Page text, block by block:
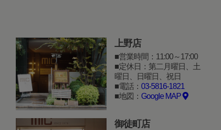
上野店
営業時間：11:00～17:00
定休日：第二月曜日、土
曜日、日曜日、祝日
電話： 03-5816-1821
地図： Google MAP
御徒町店